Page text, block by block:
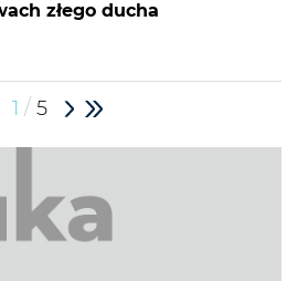
złego ducha
1 / 5